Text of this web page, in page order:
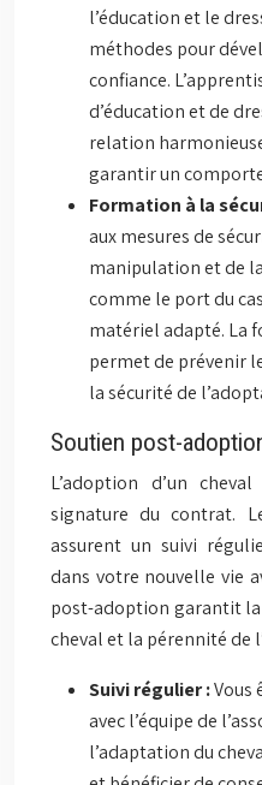
l’éducation et le
méthodes pour
confiance.
d’éducation et de
relation
garantir un
Formation à la
aux mesures de
manipulation et de
comme le port du
matériel adapté. La
permet de prévenir
la sécurité de
Soutien post-
L’adoption d’un
signature du contrat.
assurent un suivi
dans votre nouvelle vie
post-adoption garantit
cheval et la pérennité de
Suivi régulier :Vous
avec l’équipe de
l’adaptation du